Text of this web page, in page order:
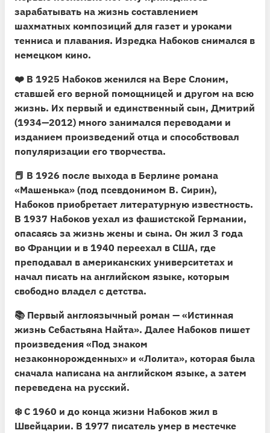
зарабатывать на жизнь составлением
шахматных композиций для газет и уроками
тенниса и плавания. Изредка Набоков снимался в
немецком кино.
❤️ В 1925 Набоков женился на Вере Слоним,
ставшей его верной помощницей и другом на всю
жизнь. Их первый и единственный сын, Дмитрий
(1934—2012) много занимался переводами и
изданием произведений отца и способствовал
популяризации его творчества.
📕 В 1926 после выхода в Берлине романа
«Машенька» (под псевдонимом В. Сирин),
Набоков приобретает литературную известность.
В 1937 Набоков уехал из фашистской Германии,
опасаясь за жизнь жены и сына. Он жил 3 года
во Франции и в 1940 переехал в США, где
преподавал в американских университетах и
начал писать на английском языке, которым
свободно владел с детства.
📚 Первый англоязычный роман — «Истинная
жизнь Себастьяна Найта». Далее Набоков пишет
произведения «Под знаком
незаконнорожденных» и «Лолита», которая была
сначала написана на английском языке, а затем
переведена на русский.
❄️ С 1960 и до конца жизни Набоков жил в
Швейцарии. В 1977 писатель умер в местечке